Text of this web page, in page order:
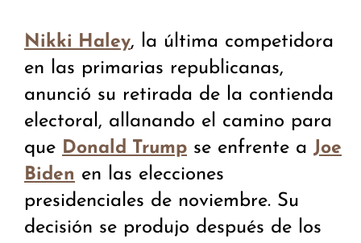
Nikki Haley, la última competidora
en las primarias republicanas,
anunció su retirada de la contienda
electoral, allanando el camino para
que Donald Trump se enfrente a Joe
Biden en las elecciones
presidenciales de noviembre. Su
decisión se produjo después de los